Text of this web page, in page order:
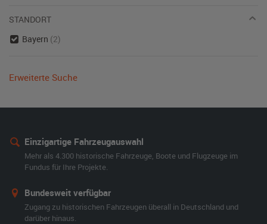
STANDORT
Bayern (2)
Erweiterte Suche
Einzigartige Fahrzeugauswahl
Mehr als 4.300 historische Fahrzeuge, Boote und Flugzeuge im
Fundus für Ihre Projekte.
Bundesweit verfügbar
Zugang zu historischen Fahrzeugen überall in Deutschland und
darüber hinaus.